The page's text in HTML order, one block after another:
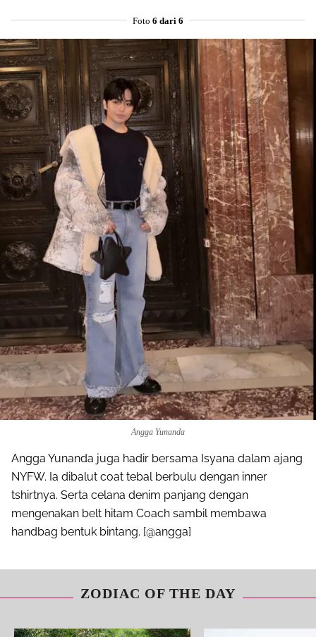
Foto 6 dari 6
Angga Yunanda
Angga Yunanda juga hadir bersama Isyana dalam ajang
NYFW. Ia dibalut coat tebal berbulu dengan inner
tshirtnya. Serta celana denim panjang dengan
mengenakan belt hitam Coach sambil membawa
handbag bentuk bintang. [@angga]
ZODIAC OF THE DAY